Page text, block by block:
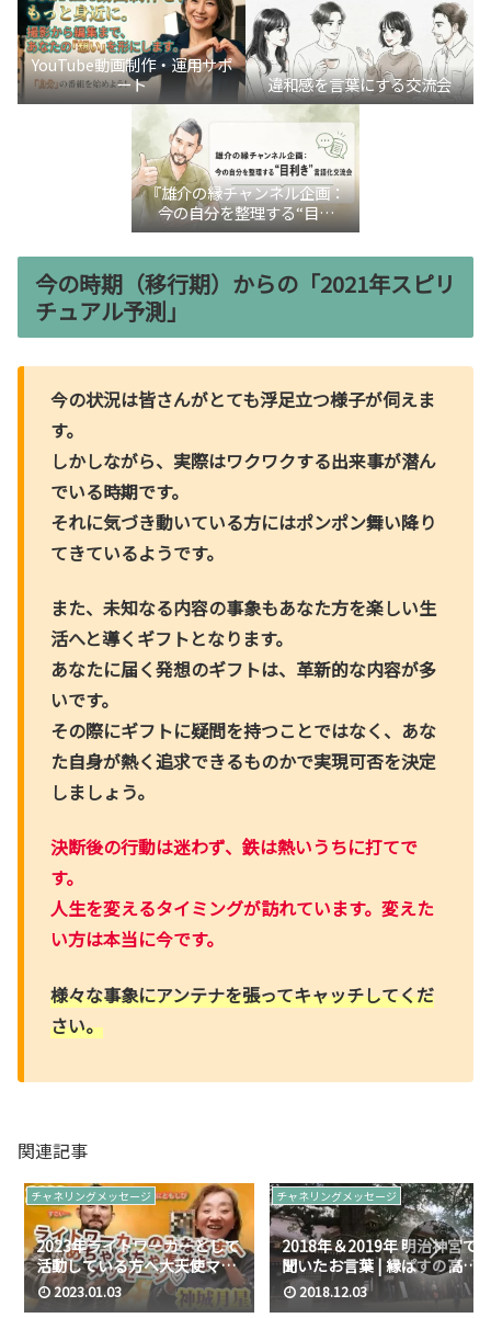
YouTube動画制作・運用サポ
ート
違和感を言葉にする交流会
『雄介の縁チャンネル企画：
今の自分を整理する“目利
き”言語化交流会』
今の時期（移行期）からの「2021年スピリ
チュアル予測」
今の状況は皆さんがとても浮足立つ様子が伺えま
す。
しかしながら、実際はワクワクする出来事が潜ん
でいる時期です。
それに気づき動いている方にはポンポン舞い降り
てきているようです。
また、未知なる内容の事象もあなた方を楽しい生
活へと導くギフトとなります。
あなたに届く発想のギフトは、革新的な内容が多
いです。
その際にギフトに疑問を持つことではなく、あな
た自身が熱く追求できるものかで実現可否を決定
しましょう。
決断後の行動は迷わず、鉄は熱いうちに打てで
す。
人生を変えるタイミングが訪れています。変えた
い方は本当に今です。
様々な事象にアンテナを張ってキャッチしてくだ
さい。
関連記事
チャネリングメッセージ
2023年ライトワーカーとして
活動している方へ大天使マイ
ケル様からのメッセージ/暗き
にともしび/メッセンジャー：
2023.01.03
チャネリングメッセージ
2018年＆2019年 明治神宮で
聞いたお言葉 | 縁ぱすの高次
元メッセージ伝達（2018年12
月）
2018.12.03